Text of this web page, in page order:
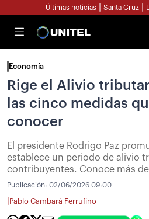
Últimas noticias Santa Cruz
Economía
Rige el Alivio
las cinco medidas
conocer
El presidente Rodrigo Paz
establece un periodo de alivio
contribuyentes. Conoce más
Publicación: 02/06/2026 09:00
Pablo Cambará Ferrufino